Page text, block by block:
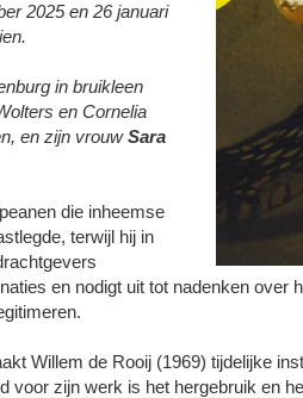
2025 en 26 januari
in bruikleen
en Cornelia
en zijn vrouwSara
die inheemse
terwijl hij in
en nodigt uit tot nadenken over
Willem de Rooij (1969) tijdelijke
zijn werk is het hergebruik en